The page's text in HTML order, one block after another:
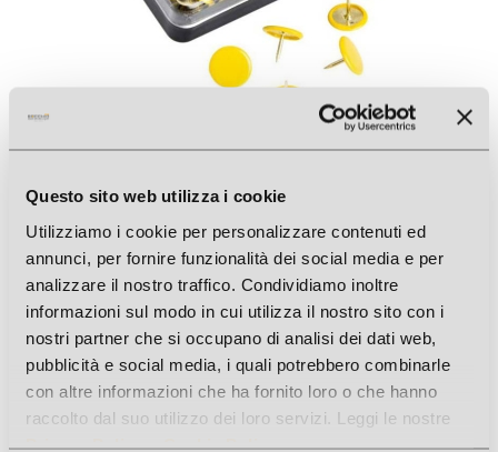
Questo sito web utilizza i cookie
Utilizziamo i cookie per personalizzare contenuti ed
annunci, per fornire funzionalità dei social media e per
analizzare il nostro traffico. Condividiamo inoltre
informazioni sul modo in cui utilizza il nostro sito con i
nostri partner che si occupano di analisi dei dati web,
pubblicità e social media, i quali potrebbero combinarle
con altre informazioni che ha fornito loro o che hanno
raccolto dal suo utilizzo dei loro servizi. Leggi le nostre
Privacy PolicyeCookie Policy.
PUNTINE PLASTICA GIALLO 20 SCATOLE DA 50PZ